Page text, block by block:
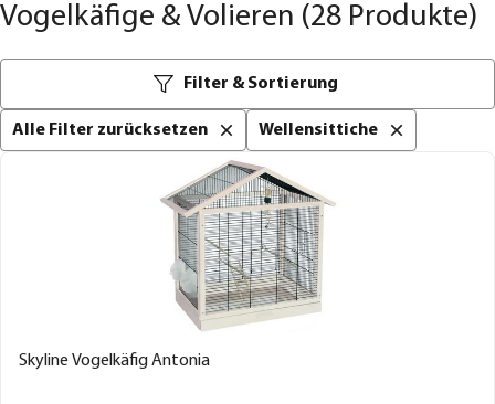
Vogelkäfige & Volieren (28 Produkte)
Filter & Sortierung
Alle Filter zurücksetzen Wellensittiche
Skyline Vogelkäfig Antonia